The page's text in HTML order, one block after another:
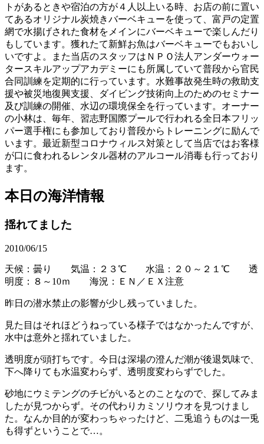
トがあるときや宿泊の方が４人以上いる時、お店の前に置い
てあるオリジナル炭焼きバーベキューを使って、富戸の定置
網で水揚げされた食材をメインにバーベキューで楽しんだり
もしています。獲れたて新鮮お魚はバーベキューでもおいし
いですよ。また当店のスタッフはＮＰＯ法人アンダーウォー
タースキルアップアカデミーにも所属していて普段から官民
合同訓練を定期的に行っています。水難事故発生時の救助支
援や被災地復興支援、ダイビング技術向上のためのセミナー
及び訓練の開催、水辺の環境保全を行っています。オーナー
の小林は、毎年、習志野国際プールで行われる全日本フリッ
パー選手権にも参加しており普段からトレーニングに励んで
います。最近新型コロナウィルス対策として当店ではお客様
が口に食われるレンタル器材のアルコール消毒も行っており
ます。
本日の海洋情報
揺れてました
2010/06/15
天候：曇り 気温：２３℃ 水温：２０～２１ ℃ 透
明度：８～10ｍ 海況：ＥＮ／ＥＸ注意
昨日の潜水禁止の影響が少し残っていました。
見た目はそれほどうねっている様子ではなかったんですが、
水中は意外と揺れていました。
透明度が頭打ちです。今日は深場の澄んだ潮が後退気味で、
下へ降りても水温変わらず、透明度変わらずでした。
砂地にウミテングのチビがいるとのことなので、探してみま
したが見つからず。その代わりカミソリウオを見つけまし
た。なんか目的が変わっちゃったけど、二兎追うものは一兎
も得ずということで…。